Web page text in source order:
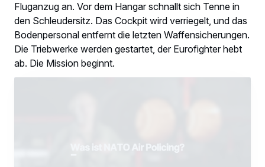
Fluganzug an. Vor dem Hangar schnallt sich Tenne in
den Schleudersitz. Das Cockpit wird verriegelt, und das
Bodenpersonal entfernt die letzten Waffensicherungen.
Die Triebwerke werden gestartet, der Eurofighter hebt
ab. Die Mission beginnt.